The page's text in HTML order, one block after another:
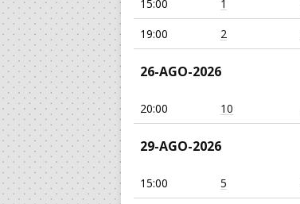
15:00 1
19:00
2
26-AGO-2026
20:00 10
29-AGO-2026
15:00 5